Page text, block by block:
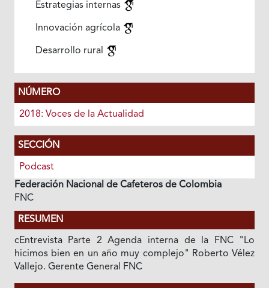
Estrategias internas
Innovación agrícola
Desarrollo rural
NÚMERO
2018: Voces de la Actualidad
SECCIÓN
Podcast
Federación Nacional de Cafeteros de Colombia
FNC
RESUMEN
cEntrevista Parte 2 Agenda interna de la FNC "Lo
hicimos bien en un año muy complejo" Roberto Vélez
Vallejo. Gerente General FNC